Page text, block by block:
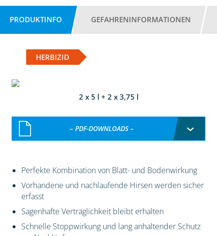
PRODUKTINFO GEFAHRENINFORMATIONEN
HERBIZID
2 x 5 l + 2 x 3,75 l
– PDF-DOWNLOADS –
Perfekte Kombination von Blatt- und Bodenwirkung
Vorhandene und nachlaufende Hirsen werden sicher
erfasst
Sagenhafte Verträglichkeit bleibt erhalten
Schnelle Stoppwirkung und lang anhaltender Schutz